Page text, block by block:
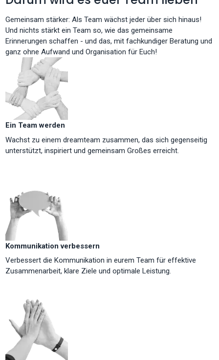
Gemeinsam stärker: Als Team wächst jeder über sich hinaus!
Und nichts stärkt ein Team so, wie das gemeinsame
Erinnerungen schaffen - und das, mit fachkundiger Beratung und
ganz ohne Aufwand und Organisation für Euch!
Ein Team werden
Wachst zu einem dreamteam zusammen, das sich gegenseitig
unterstützt, inspiriert und gemeinsam Großes erreicht.
Kommunikation verbessern
Verbessert die Kommunikation in eurem Team für effektive
Zusammenarbeit, klare Ziele und optimale Leistung.